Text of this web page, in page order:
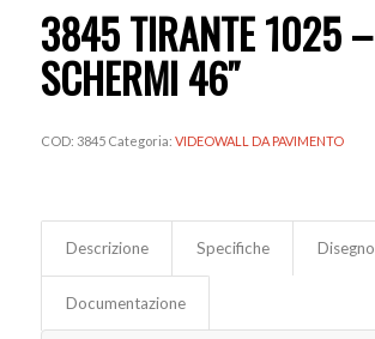
3845 TIRANTE 1025 –
SCHERMI 46″
COD: 3845 Categoria: VIDEOWALL DA PAVIMENTO
Descrizione Specifiche Disegno
Documentazione